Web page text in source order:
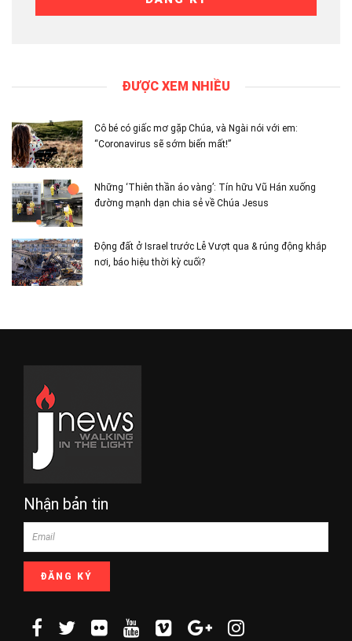
ĐƯỢC XEM NHIỀU
Cô bé có giấc mơ gặp Chúa, và Ngài nói với em:
“Coronavirus sẽ sớm biến mất!”
Những ‘Thiên thần áo vàng’: Tín hữu Vũ Hán xuống
đường mạnh dạn chia sẻ về Chúa Jesus
Động đất ở Israel trước Lễ Vượt qua & rúng động khắp
nơi, báo hiệu thời kỳ cuối?
Nhận bản tin